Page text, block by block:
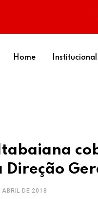
Home Institucional
Itabaiana
Direção
ABRIL DE 2018